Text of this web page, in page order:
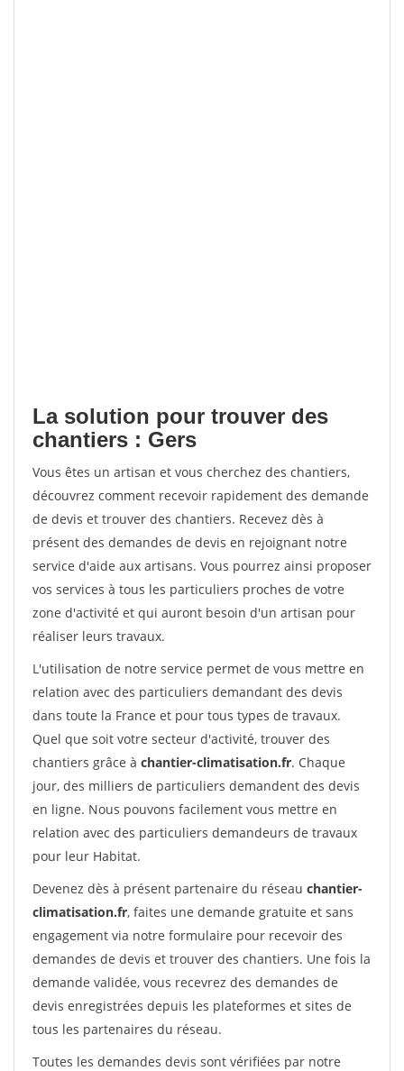
La solution pour trouver des
chantiers : Gers
Vous êtes un artisan et vous cherchez des chantiers,
découvrez comment recevoir rapidement des demande
de devis et trouver des chantiers. Recevez dès à
présent des demandes de devis en rejoignant notre
service d'aide aux artisans. Vous pourrez ainsi proposer
vos services à tous les particuliers proches de votre
zone d'activité et qui auront besoin d'un artisan pour
réaliser leurs travaux.
L'utilisation de notre service permet de vous mettre en
relation avec des particuliers demandant des devis
dans toute la France et pour tous types de travaux.
Quel que soit votre secteur d'activité, trouver des
chantiers grâce à chantier-climatisation.fr. Chaque
jour, des milliers de particuliers demandent des devis
en ligne. Nous pouvons facilement vous mettre en
relation avec des particuliers demandeurs de travaux
pour leur Habitat.
Devenez dès à présent partenaire du réseau chantier-
climatisation.fr, faites une demande gratuite et sans
engagement via notre formulaire pour recevoir des
demandes de devis et trouver des chantiers. Une fois la
demande validée, vous recevrez des demandes de
devis enregistrées depuis les plateformes et sites de
tous les partenaires du réseau.
Toutes les demandes devis sont vérifiées par notre